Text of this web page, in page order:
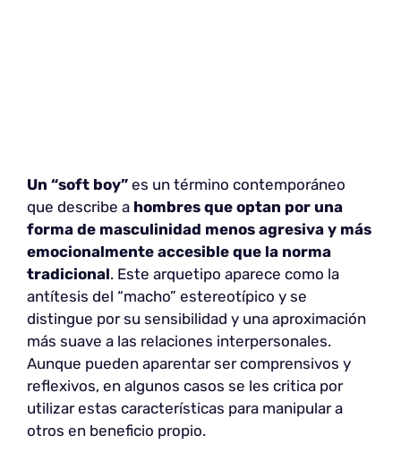
Un “soft boy” es un término contemporáneo
que describe a hombres que optan por una
forma de masculinidad menos agresiva y más
emocionalmente accesible que la norma
tradicional. Este arquetipo aparece como la
antítesis del “macho” estereotípico y se
distingue por su sensibilidad y una aproximación
más suave a las relaciones interpersonales.
Aunque pueden aparentar ser comprensivos y
reflexivos, en algunos casos se les critica por
utilizar estas características para manipular a
otros en beneficio propio.